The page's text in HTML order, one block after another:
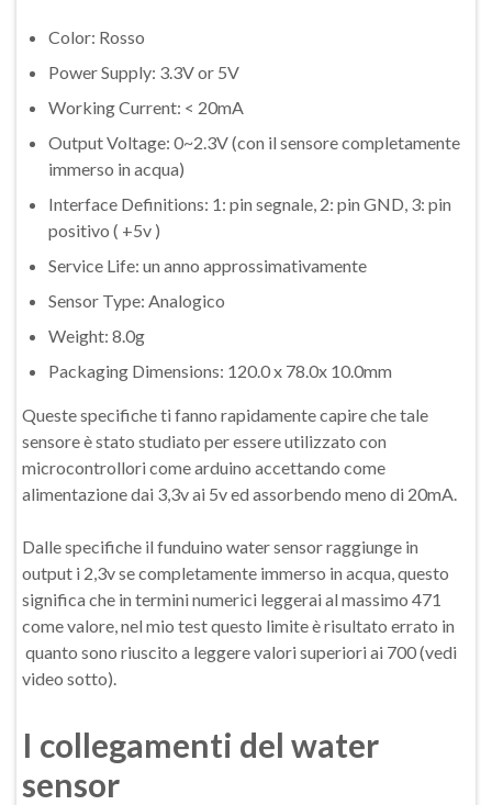
Color: Rosso
Power Supply: 3.3V or 5V
Working Current: < 20mA
Output Voltage: 0~2.3V (con il sensore completamente
immerso in acqua)
Interface Definitions: 1: pin segnale, 2: pin GND, 3: pin
positivo ( +5v )
Service Life: un anno approssimativamente
Sensor Type: Analogico
Weight: 8.0g
Packaging Dimensions: 120.0 x 78.0x 10.0mm
Queste specifiche ti fanno rapidamente capire che tale
sensore è stato studiato per essere utilizzato con
microcontrollori come arduino accettando come
alimentazione dai 3,3v ai 5v ed assorbendo meno di 20mA.
Dalle specifiche il funduino water sensor raggiunge in
output i 2,3v se completamente immerso in acqua, questo
significa che in termini numerici leggerai al massimo 471
come valore, nel mio test questo limite è risultato errato in
quanto sono riuscito a leggere valori superiori ai 700 (vedi
video sotto).
I collegamenti del water
sensor